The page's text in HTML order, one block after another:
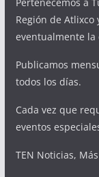
Región de Atlixco
eventualmente la
Publicamos
todos los días.
Cada vez que
eventos
TEN Noticias,